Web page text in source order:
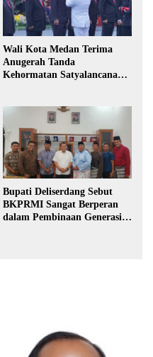
Wali Kota Medan Terima
Anugerah Tanda
Kehormatan Satyalancana
Bupati Deliserdang Sebut
BKPRMI Sangat Berperan
dalam Pembinaan Generasi